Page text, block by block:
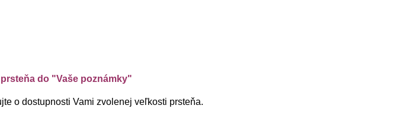
do "Vaše poznámky"
o dostupnosti Vami zvolenej veľkosti prsteňa.